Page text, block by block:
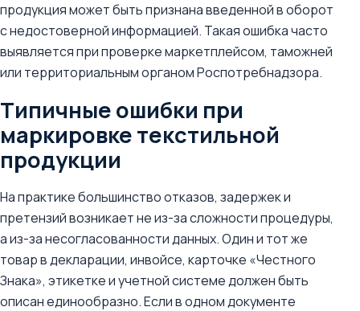
продукция может быть признана введенной в оборот
с недостоверной информацией. Такая ошибка часто
выявляется при проверке маркетплейсом, таможней
или территориальным органом Роспотребнадзора.
Типичные ошибки при
маркировке текстильной
продукции
На практике большинство отказов, задержек и
претензий возникает не из-за сложности процедуры,
а из-за несогласованности данных. Один и тот же
товар в декларации, инвойсе, карточке «Честного
Знака», этикетке и учетной системе должен быть
описан единообразно. Если в одном документе